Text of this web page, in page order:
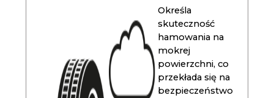
Określa
skuteczność
hamowania na
mokrej
powierzchni, co
przekłada się na
bezpieczeństwo